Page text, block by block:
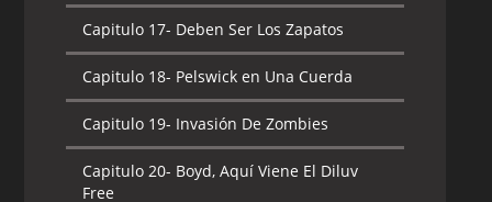
Capitulo 17- Deben Ser Los Zapatos
Capitulo 18- Pelswick en Una Cuerda
Capitulo 19- Invasión De Zombies
Capitulo 20- Boyd, Aquí Viene El Diluv
Free